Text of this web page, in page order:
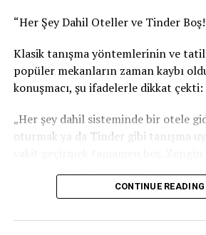
Rota Haline Geliyor
“Her Şey Dahil Oteller ve Tinder
Klasik tanışma yöntemlerinin ve
popüler mekanların zaman kaybı
konuşmacı, şu ifadelerle dikkat çekti:
„Her şey dahil sisteminde bir otele
oturmak ya da Tinder gibi tanışma
Doğru Adres: Yat Fuarı ve Marinalar
CONTINUE READING